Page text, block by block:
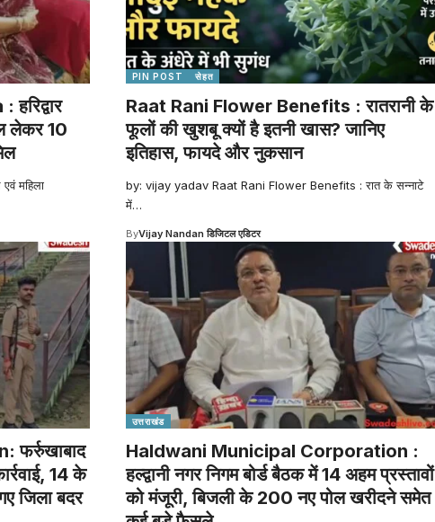
लेकर 10
महिला
PIN POST सेहत
Raat Rani Flower Benefits : रातरानी के
फूलों की खुशबू क्यों है इतनी खास? जानिए
इतिहास, फायदे और नुकसान
by: vijay yadav Raat Rani Flower Benefits : रात के सन्नाटे
में…
ByVijay Nandan डिजिटल एडिटर
14 के
जिला बदर
उत्तराखंड
Haldwani Municipal Corporation :
हल्द्वानी नगर निगम बोर्ड बैठक में 14 अहम प्रस्तावों
को मंजूरी, बिजली के 200 नए पोल खरीदने समेत